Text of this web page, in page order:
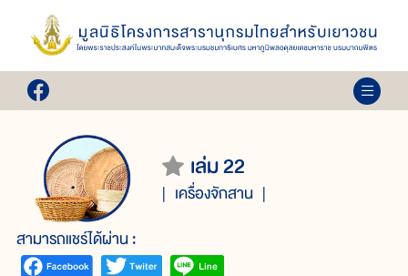
เล่ม 22
เครื่องจักสาน
สามารถแชร์ได้ผ่าน :